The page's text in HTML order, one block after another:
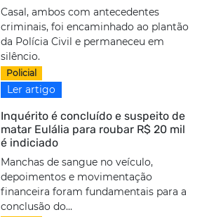
Casal, ambos com antecedentes
criminais, foi encaminhado ao plantão
da Polícia Civil e permaneceu em
silêncio.
Policial
Ler artigo
Inquérito é concluído e suspeito de
matar Eulália para roubar R$ 20 mil
é indiciado
Manchas de sangue no veículo,
depoimentos e movimentação
financeira foram fundamentais para a
conclusão do...